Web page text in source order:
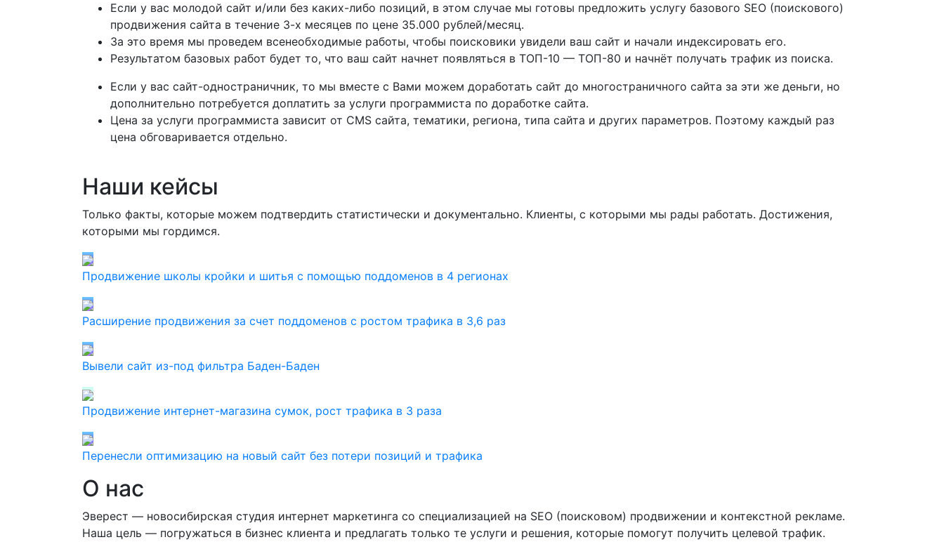
Если у вас молодой сайт и/или без каких-либо позиций, в этом случае мы готовы предложить услугу базового SEO (поискового)
продвижения сайта в течение 3-х месяцев по цене 35.000 рублей/месяц.
За это время мы проведем всенеобходимые работы, чтобы поисковики увидели ваш сайт и начали индексировать его.
Результатом базовых работ будет то, что ваш сайт начнет появляться в ТОП-10 — ТОП-80 и начнёт получать трафик из поиска.
Если у вас сайт-одностраничник, то мы вместе с Вами можем доработать сайт до многостраничного сайта за эти же деньги, но
дополнительно потребуется доплатить за услуги программиста по доработке сайта.
Цена за услуги программиста зависит от CMS сайта, тематики, региона, типа сайта и других параметров. Поэтому каждый раз
цена обговаривается отдельно.
Наши кейсы
Только факты, которые можем подтвердить статистически и документально. Клиенты, с которыми мы рады работать. Достижения,
которыми мы гордимся.
Продвижение школы кройки и шитья с помощью поддоменов в 4 регионах
Расширение продвижения за счет поддоменов с ростом трафика в 3,6 раз
Вывели сайт из-под фильтра Баден-Баден
Продвижение интернет-магазина сумок, рост трафика в 3 раза
Перенесли оптимизацию на новый сайт без потери позиций и трафика
О нас
Эверест — новосибирская студия интернет маркетинга со специализацией на SEO (поисковом) продвижении и контекстной рекламе.
Наша цель — погружаться в бизнес клиента и предлагать только те услуги и решения, которые помогут получить целевой трафик.